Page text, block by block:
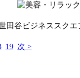
田谷ビジネススクエ
19 次 >